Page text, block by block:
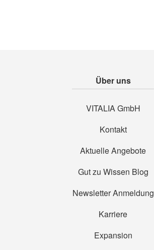
Über uns
VITALIA GmbH
Kontakt
Aktuelle Angebote
Gut zu Wissen Blog
Newsletter Anmeldung
Karriere
Expansion